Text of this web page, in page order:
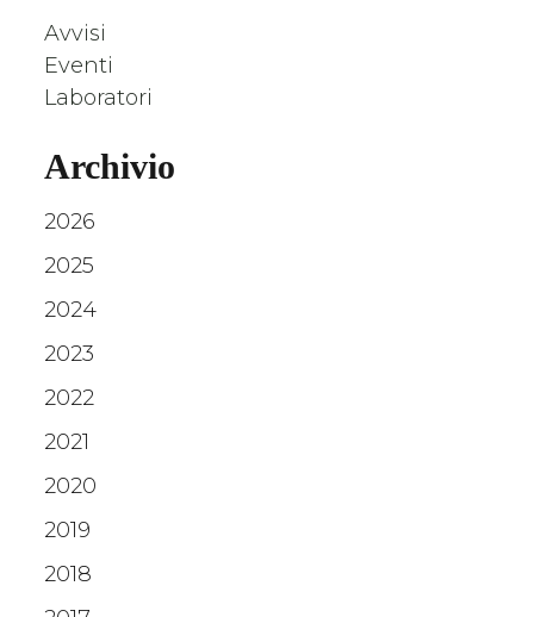
Avvisi
Eventi
Laboratori
Archivio
2026
2025
2024
2023
2022
2021
2020
2019
2018